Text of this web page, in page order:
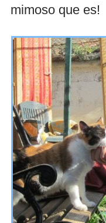
mimoso que es!